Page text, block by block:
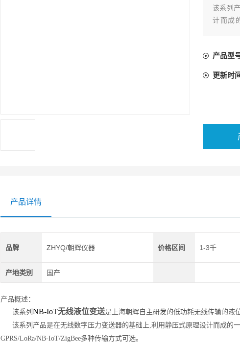
该系列
计而成
产品型
更新时
产品详情
品牌 ZHYQ/朝辉仪器 价格区间 1-3千
产地类别 国产
产品概述：
该系列 NB-IoT无线液位变送是上海朝辉自主研发的低功耗无线传输的液
该系列产品是在无线数字压力变送器的基础上,利用静压式原理设计而成的
GPRS/LoRa/NB-IoT/ZigBee多种传输方式可选。